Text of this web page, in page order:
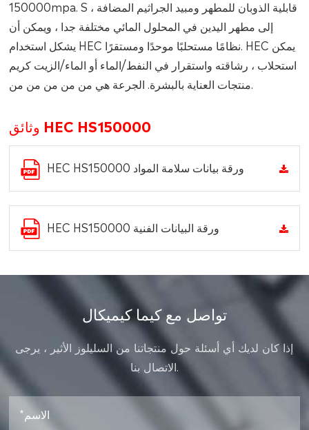
150000mpa. S ، قابلية الذوبان للمطهر ومبيد الجراثيم المضافة
إلى مطهر اليدين في المحلول المائي مختلفة جدا ، ويمكن أن
يشكل استخدام HEC نظامًا مستحلبًا موحدًا ومستقرًا. HEC يمكن
استحلاب ، رشاقته واستقرار في النفط/الماء أو الماء/الزيت كريم
وثائق HEC HS150000
HEC HS150000 ورقة بيانات سلامة المواد
HEC HS150000 ورقة البيانات الفنية
تواصل مع كيما كيميكال
إذا كان لديك أي أسئلة حول منتجاتنا من السليلوز الأثير ، يرجى
الاتصال بنا.